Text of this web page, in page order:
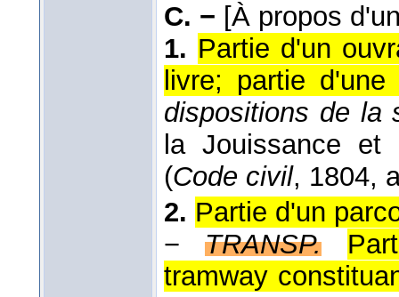
C. − [À propos
1. Partie d'un
livre; partie d'une
dispositions de la
la Jouissance
(Code civil, 1804,
2. Partie d'un
−TRANSP.
tramway